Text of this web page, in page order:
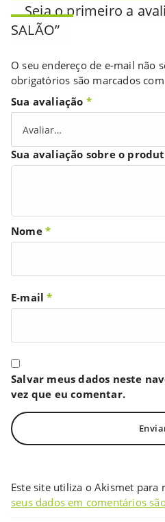
Seja o primeiro a
SALÃO”
O seu endereço de e-mail não
obrigatórios são marcados com
Sua avaliação *
Sua avaliação sobre o
Nome *
E-mail*
Salvar meus dados neste
vez que eu comentar.
Este site utiliza o Akismet
seus dados em comentários